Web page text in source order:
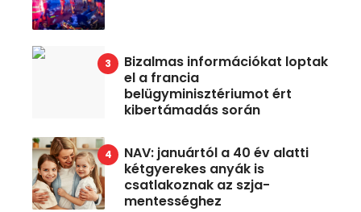
Bizalmas információkat loptak
el a francia
belügyminisztériumot ért
kibertámadás során
NAV: januártól a 40 év alatti
kétgyerekes anyák is
csatlakoznak az szja-
mentességhez